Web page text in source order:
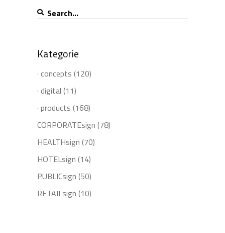
Search
for:
Kategorie
· concepts (120)
· digital (11)
· products (168)
CORPORATEsign (78)
HEALTHsign (70)
HOTELsign (14)
PUBLICsign (50)
RETAILsign (10)